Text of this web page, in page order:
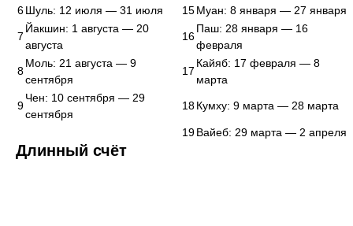
6Шуль: 12 июля — 31 июля 15Муан: 8 января — 27 января
7
Йакшин: 1 августа — 20
августа
16
Паш: 28 января — 16
февраля
8
Моль: 21 августа — 9
сентября
17
Кайяб: 17 февраля — 8
марта
9
Чен: 10 сентября — 29
сентября
18Кумху: 9 марта — 28 марта
19Вайеб: 29 марта — 2 апреля
Длинный счёт